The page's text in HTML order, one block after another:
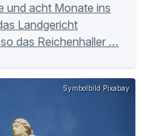
und acht Monate ins
Landgericht
das Reichenhaller …
Symbolbild Pixabay